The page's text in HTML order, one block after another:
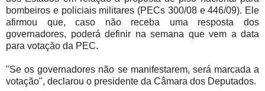
bombeiros e policiais militares (PECs 300/08 e 446/09). Ele
afirmou que, caso não receba uma resposta dos
governadores, poderá definir na semana que vem a data
para votação da PEC.
"Se os governadores não se manifestarem, será marcada a
votação", declarou o presidente da Câmara dos Deputados.